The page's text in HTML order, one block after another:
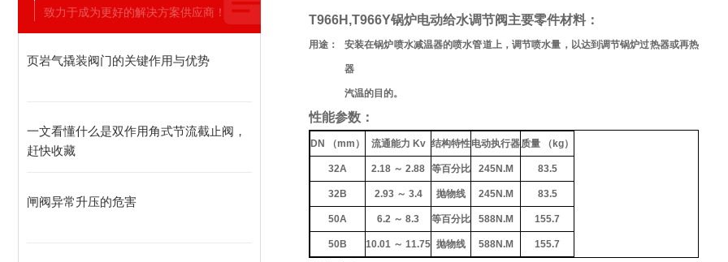
致力于成为更好的解决方案供应商！
页岩气撬装阀门的关键作用与优势
一文看懂什么是双作用角式节流截止阀，
赶快收藏
闸阀异常升压的危害
T966H,T966Y锅炉电动给水调节阀主要零件材料：
用途： 安装在锅炉喷水减温器的喷水管道上，调节喷水量，以达到调节锅炉过热器或再热
器
汽温的目的。
性能参数：
DN （mm） 流通能力 Kv 结构特性电动执行器质量 （kg）
32A 2.18 ～ 2.88 等百分比 245N.M 83.5
32B 2.93 ～ 3.4 抛物线 245N.M 83.5
50A 6.2 ～ 8.3 等百分比 588N.M 155.7
50B 10.01 ～ 11.75 抛物线 588N.M 155.7